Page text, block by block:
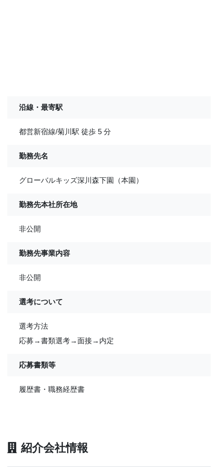
沿線・最寄駅
都営新宿線/菊川駅 徒歩 5 分
勤務先名
グローバルキッズ深川森下園（本園）
勤務先本社所在地
非公開
勤務先事業内容
非公開
選考について
選考方法
応募→書類選考→面接→内定
応募書類等
履歴書・職務経歴書
紹介会社情報